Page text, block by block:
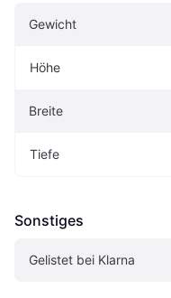
Gewicht
Höhe
Breite
Tiefe
Sonstiges
Gelistet bei Klarna